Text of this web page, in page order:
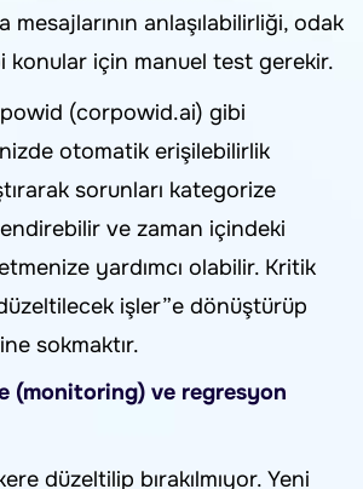
mesajlarının anlaşılabilirliği, odak
konular için manuel test gerekir.
(corpowid.ai) gibi
otomatik erişilebilirlik
sorunları kategorize
ve zaman içindeki
yardımcı olabilir. Kritik
işler”e dönüştürüp
sokmaktır.
(monitoring) ve regresyon
düzeltilip bırakılmıyor. Yeni